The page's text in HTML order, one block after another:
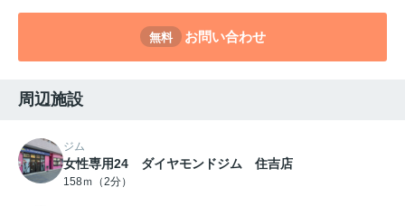
無料 お問い合わせ
周辺施設
ジム
女性専用24 ダイヤモンドジム 住吉店
158ｍ（2分）